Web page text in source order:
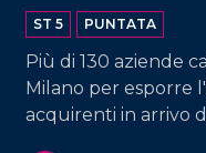
ST 5 PUNTATA
Più di 130 aziende
Milano per esporre
acquirenti in arrivo
VAI AL TITOLO